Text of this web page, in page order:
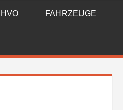
HVO FAHRZEUGE